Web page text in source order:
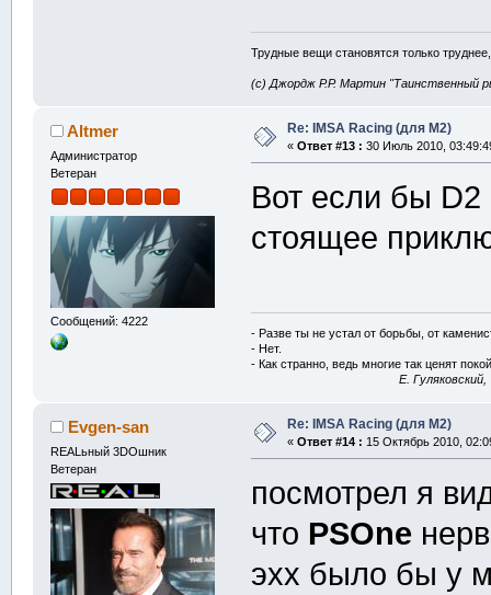
Трудные вещи становятся только
(с) Джордж Р.Р. Мартин "Таинственный
Altmer
Администратор
Ветеран
Сообщений: 4222
Re: IMSA Racing (для M2)
« Ответ #13 : 30 Июль 2010,
Вот если бы D2
стоящее
- Разве ты не устал от борьбы, от
- Нет.
- Как странно, ведь многие так ценят
E.
Evgen-san
REALьный 3DOшник
Ветеран
Re: IMSA Racing (для M2)
« Ответ #14 : 15 Октябрь 2010,
посмотрел я
что PSOne
эхх было бы у